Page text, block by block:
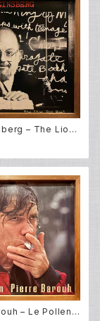
– The Lion
– Le Pollen